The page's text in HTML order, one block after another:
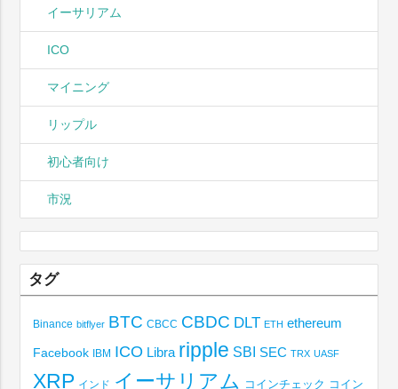
イーサリアム
ICO
マイニング
リップル
初心者向け
市況
タグ
Binance bitflyer BTC CBCC CBDC DLT ETH ethereum
Facebook IBM ICO Libra ripple SBI SEC TRX UASF
XRP インド イーサリアム コインチェック コイン